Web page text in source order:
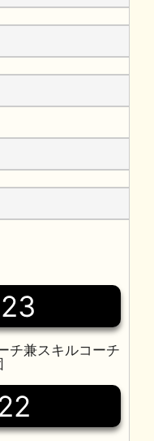
チ兼スキルコーチ